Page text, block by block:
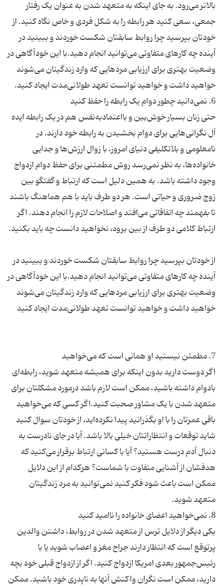
بالاتر می‌رود. به جای اینکه به متعهد شدن به عنوان یک رفتار
جمعی، سعی کنید هر رابطه را به شکل فردی و خاص نگاه کنید. از
خودتان بپرسید چرا روابط سابقتان شکست خوردند و ببینید در
آینده چه کارهای متفاوتی می‌توانید انجام دهید.با این خودآگاهی در
وضعیت بهتری برای ارزیابی مردهایی که وارد زندگیتان می‌شوند
حتی زنان بسیار خوش‌بین و بااعتماد‌به‌نفس هم در یک رابطه ایده
آل نگرانی‌هایی برای دوام بخشیدن به رابطه خود دارند. در
نامعلومی و بلاتکلیفی دنیای امروز، با زوال ارزش‌ها و جدایی
خانواده‌ها، به نظر نمی‌رسد روش مطمئنی برای حفظ دوام ازدواج
وجود داشته باشد. به همین دلیل است که ارتباط و گفتگو بین
زوج ضروری و حیاتی است. هر دو طرف باید با هم هماهنگ باشند
تا بفهمند چه اتفاقاتی می‌افتد و اصلاحات لازم را انجام دهند. اگر
از خودتان بپرسید چرا روابط سابقتان شکست خوردند و ببینید در
آینده چه کارهای متفاوتی می‌توانید انجام دهید.با این خودآگاهی در
وضعیت بهتری برای ارزیابی مردهایی که وارد زندگیتان می‌شوند
اگر دوست دارید بدون اینکه برای همیشه متعهد شوید، رابطه‌ای
بادوام داشته باشید، ممکن است لازم باشد درمورد مشکلتان برای
متعهد شدن با یک مشاور صحبت کنید.اگر کسی که می‌خواهید
باقی عمرتان را با او بگذرانید پیدا نکرده‌اید، از خودتان سوال کنید
شاید توقعات و انتظاراتتان خیلی بالا باشد. آیا در جای نادرست به
دنبال آدم درست هستید؟ آیا با کسانی ارتباط برقرار می‌کنید که
هدفشان از آشنایی متفاوت با شماست؟ هرکدام از این دلایل
ممکن است باعث شود فکر کنید نمی‌توانید به مرد زندگیتان
یکی دیگر از دلایل ترس از متعهد شدن در روابط، داشتن والدین
پرتوقع است که انتظار دارند جراح مغز و اعصاب شوید یا با
رئیس‌جمهور بعدی امریکا ازدواج کنید. اگر از ازدواج قبلی خود بچه
دارید، ممکن است نگران واکنش آنها به ناپدری خود باشید. ممکن